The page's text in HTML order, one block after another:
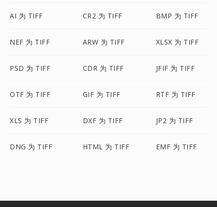
AI 为 TIFF CR2 为 TIFF BMP 为 TIFF
NEF 为 TIFF ARW 为 TIFF XLSX 为 TIFF
PSD 为 TIFF CDR 为 TIFF JFIF 为 TIFF
OTF 为 TIFF GIF 为 TIFF RTF 为 TIFF
XLS 为 TIFF DXF 为 TIFF JP2 为 TIFF
DNG 为 TIFF HTML 为 TIFF EMF 为 TIFF